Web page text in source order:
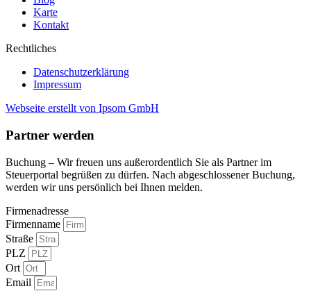
Karte
Kontakt
Rechtliches
Datenschutzerklärung
Impressum
Webseite erstellt von Ipsom GmbH
Partner werden
Buchung – Wir freuen uns außerordentlich Sie als Partner im
Steuerportal begrüßen zu dürfen. Nach abgeschlossener Buchung,
werden wir uns persönlich bei Ihnen melden.
Firmenadresse
Firmenname
Straße
PLZ
Ort
Email